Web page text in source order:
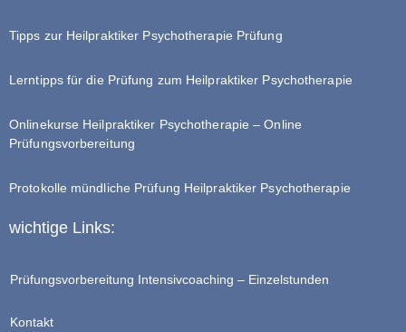
Tipps zur Heilpraktiker Psychotherapie Prüfung
Lerntipps für die Prüfung zum Heilpraktiker Psychotherapie
Onlinekurse Heilpraktiker Psychotherapie – Online
Prüfungsvorbereitung
Protokolle mündliche Prüfung Heilpraktiker Psychotherapie
wichtige Links:
Prüfungsvorbereitung Intensivcoaching – Einzelstunden
Kontakt